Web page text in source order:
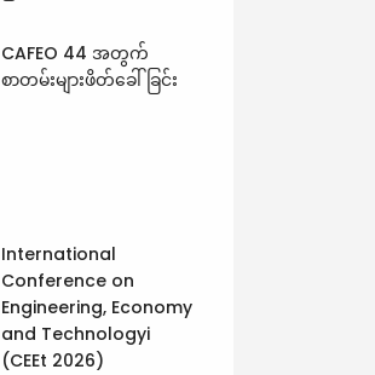
CAFEO 44 အတွက်
စာတမ်းများဖိတ်ခေါ်ခြင်း
International
Conference on
Engineering, Economy
and Technologyi
(CEEt 2026)